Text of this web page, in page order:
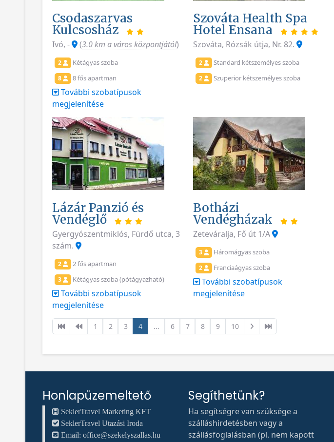
Csodaszarvas
Kulcsosház
Ivó, - (3.0 km a város központjától)
2 Kétágyas szoba
8 8 fős apartman
További szobatípusok
megjelenítése
Szováta Health Spa
Hotel Ensana
Szováta, Rózsák útja, Nr. 82.
2 Standard kétszemélyes szoba
2 Szuperior kétszemélyes szoba
Lázár Panzió és
Vendéglő
Gyergyószentmiklós, Fürdő utca, 3
szám.
2 2 fős apartman
3 Kétágyas szoba (pótágyazható)
További szobatípusok
megjelenítése
Botházi
Vendégházak
Zeteváralja, Fő út 1/A
3 Háromágyas szoba
2 Franciaágyas szoba
További szobatípusok
megjelenítése
1 2 3 4 ... 6 7 8 9 10
Honlapüzemeltető
SeklerTravel Marketing KFT
SeklerTravel Utazási Iroda
Email: office@szekelyszallas.hu
Segíthetünk?
Ha segítségre van szüksége a
szálláshirdetésben vagy a
szállásfoglalásban (pl. nem kapott